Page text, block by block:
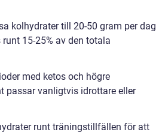
kolhydrater till 20-50 gram per dag
15-25% av den totala
med ketos och högre
passar vanligtvis idrottare eller
runt träningstillfällen för att